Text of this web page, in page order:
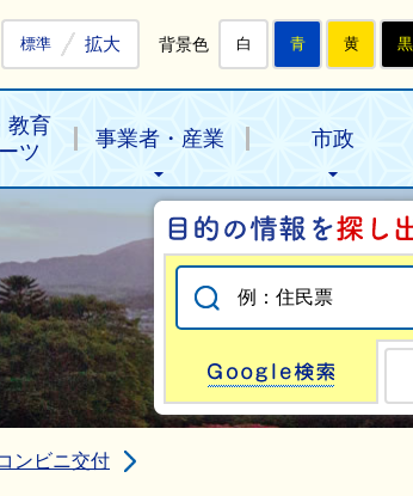
標準 拡大 背景色 白 青 黄 黒
教育
ツ
事業者・産業 市政
ンビニ交付